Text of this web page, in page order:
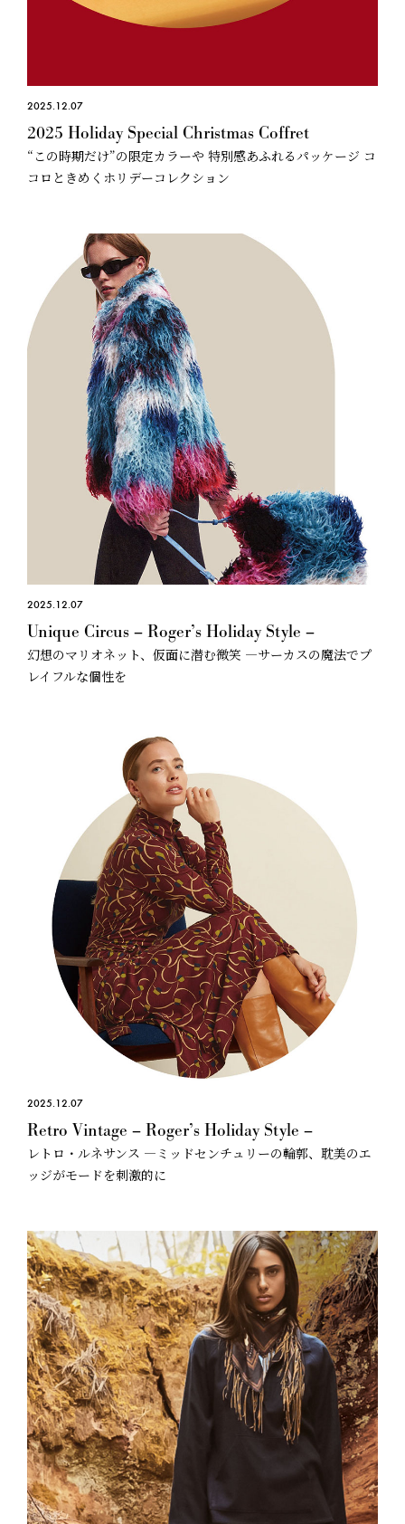
2025.12.07
2025 Holiday Special Christmas Coffret
“この時期だけ”の限定カラーや 特別感あふれるパッケージ コ
コロときめくホリデーコレクション
2025.12.07
Unique Circus – Roger’s Holiday Style –
幻想のマリオネット、仮面に潜む微笑 —サーカスの魔法でプ
レイフルな個性を
2025.12.07
Retro Vintage – Roger’s Holiday Style –
レトロ・ルネサンス —ミッドセンチュリーの輪郭、耽美のエ
ッジがモードを刺激的に